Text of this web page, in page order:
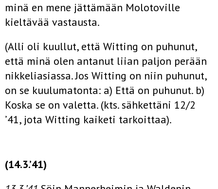
minä en mene jättämään Molotoville
kieltävää vastausta.
(Alli oli kuullut, että Witting on puhunut,
että minä olen antanut liian paljon perään
nikkeliasiassa. Jos Witting on niin puhunut,
on se kuulumatonta: a) Että on puhunut. b)
Koska se on valetta. (kts. sähkettäni 12/2
’41, jota Witting kaiketi tarkoittaa).
(14.3.’41)